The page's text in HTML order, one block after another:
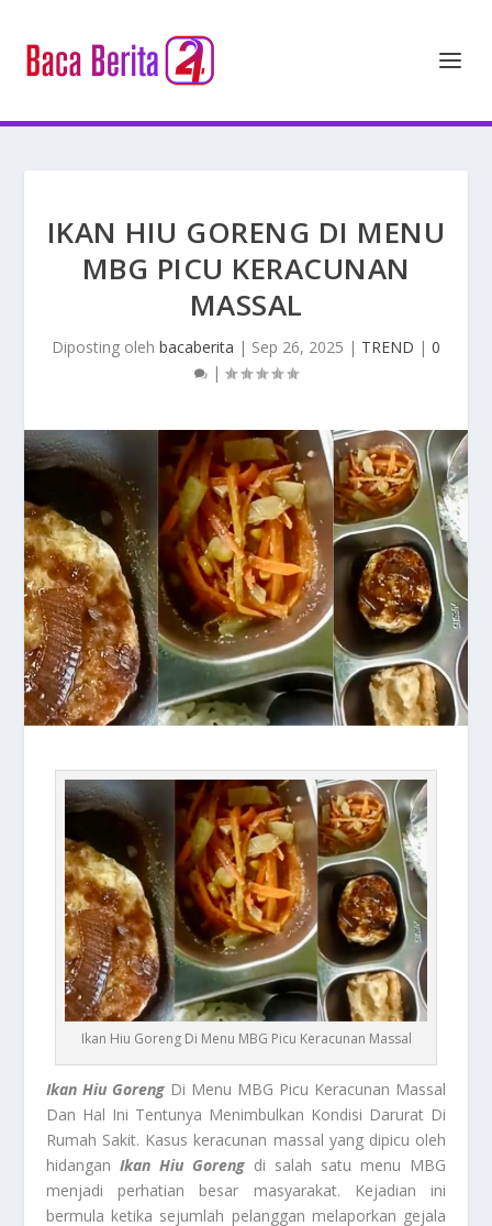
IKAN HIU GORENG DI MENU
MBG PICU KERACUNAN
MASSAL
Diposting oleh bacaberita | Sep 26, 2025 | TREND | 0
|
Ikan Hiu Goreng Di Menu MBG Picu Keracunan Massal
Ikan Hiu Goreng Di Menu MBG Picu Keracunan Massal
Dan Hal Ini Tentunya Menimbulkan Kondisi Darurat Di
Rumah Sakit. Kasus keracunan massal yang dipicu oleh
hidanganIkan Hiu Goreng di salah satu menu MBG
menjadi perhatian besar masyarakat. Kejadian ini
bermula ketika sejumlah pelanggan melaporkan gejala